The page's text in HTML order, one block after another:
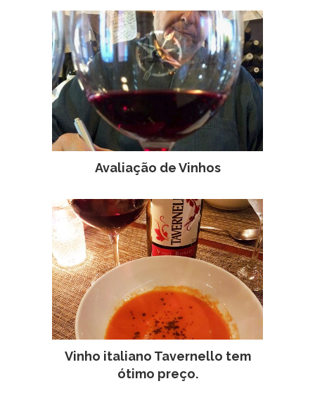
Avaliação de Vinhos
Vinho italiano Tavernello tem
ótimo preço.